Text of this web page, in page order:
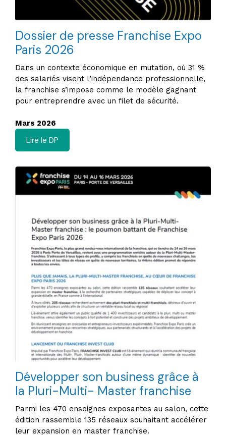
Dossier de presse Franchise Expo
Paris 2026
Dans un contexte économique en mutation, où 31 %
des salariés visent l’indépendance professionnelle,
la franchise s’impose comme le modèle gagnant
pour entreprendre avec un filet de sécurité.
Mars 2026
Lire le DP
Développer son business grâce à
la Pluri-Multi- Master franchise
Parmi les 470 enseignes exposantes au salon, cette
édition rassemble 135 réseaux souhaitant accélérer
leur expansion en master franchise.